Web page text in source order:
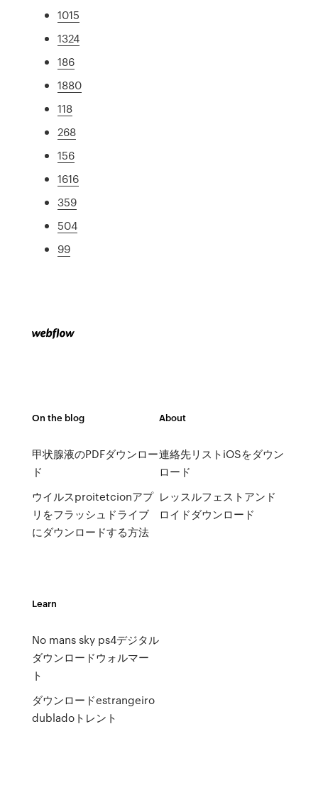
1015
1324
186
1880
118
268
156
1616
359
504
99
On the blog
甲状腺液のPDFダウンロー
ド
ウイルスproitetcionアプ
リをフラッシュドライブ
にダウンロードする方法
About
連絡先リストiOSをダウン
ロード
レッスルフェストアンド
ロイドダウンロード
Learn
No mans sky ps4デジタル
ダウンロードウォルマー
ト
ダウンロードestrangeiro
dubladoトレント